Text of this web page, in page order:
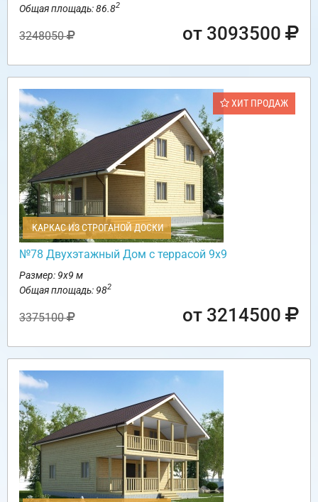
Общая площадь: 86.82
3248050 от 3093500
ХИТ ПРОДАЖ
КАРКАС ИЗ СТРОГАНОЙ ДОСКИ
№78 Двухэтажный Дом с террасой 9х9
Размер: 9х9 м
Общая площадь: 982
3375100 от 3214500